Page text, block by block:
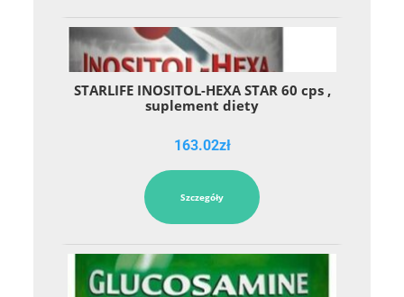
STARLIFE INOSITOL-HEXA STAR 60 cps ,
suplement diety
163.02zł
Szczegóły